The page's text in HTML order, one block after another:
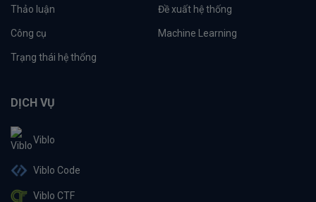
Thảo luận Đề xuất hệ thống
Công cụ Machine Learning
Trạng thái hệ thống
DỊCH VỤ
Viblo
Viblo Code
Viblo CTF